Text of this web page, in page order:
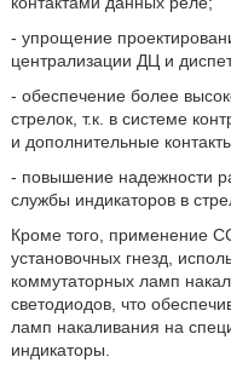
- упрощение
централизации ДЦ и
- обеспечение более
стрелок, т.к. в системе
и дополнительные
- повышение надежности
службы индикаторов в
Кроме того, применение
установочных гнезд,
коммутаторных ламп
светодиодов, что
ламп накаливания на
индикаторы.